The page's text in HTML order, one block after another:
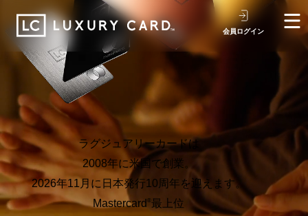
会員ログイン
ラグジュアリーカードは
2008年に米国で創業。
2026年11月に日本発行10周年を迎えます。
Mastercard®最上位